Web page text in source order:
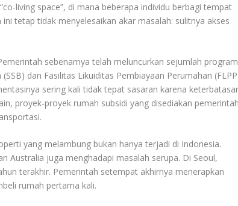
living space”, di mana beberapa individu berbagi tempat
tetap tidak menyelesaikan akar masalah: sulitnya akses
sebenarnya telah meluncurkan sejumlah program
dan Fasilitas Likuiditas Pembiayaan Perumahan
sering kali tidak tepat sasaran karena
proyek-proyek rumah subsidi yang disediakan
yang melambung bukan hanya terjadi di Indonesia.
Australia juga menghadapi masalah serupa. Di Seoul,
terakhir. Pemerintah setempat akhirnya menerapkan
rumah pertama kali.